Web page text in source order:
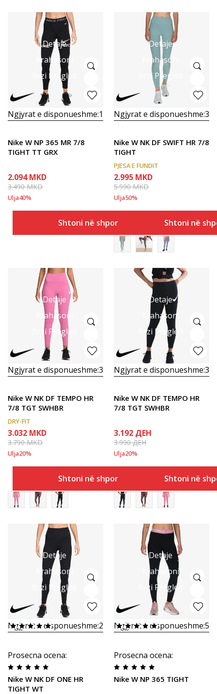
Detaje
Krahasoni
Brzi Pregled
Ngjyrat e disponueshme:1
Nike W NP 365 MR 7/8
TIGHT TT GRX
2.094 MKD
3.490MKD
Ulja40%
Shtoni në shportë
Detaje
Krahasoni
Brzi Pregled
Ngjyrat e disponueshme:3
Nike W NK DF SWIFT HR 7/8
TIGHT
PJESA E FUNDIT
2.995 MKD
5.990MKD
Ulja50%
Shtoni në
Detaje
Krahasoni
Brzi Pregled
Ngjyrat e disponueshme:3
Nike W NK DF TEMPO HR
7/8 TGT SWHBR
DRY-FIT
3.032 MKD
3.790MKD
Ulja20%
Shtoni në shportë
Detaje
Krahasoni
Brzi Pregled
Ngjyrat e disponueshme:3
Nike W NK DF TEMPO HR
7/8 TGT SWHBR
3.192 ДЕН
3.990ДЕН
Ulja20%
Shtoni në
Detaje
Krahasoni
Brzi Pregled
Ngjyrat e disponueshme:2
Prosecna ocena:
Nike W NK DF ONE HR
TIGHT WT
Detaje
Krahasoni
Brzi Pregled
Ngjyrat e disponueshme:5
Prosecna ocena:
Nike W NP 365 TIGHT